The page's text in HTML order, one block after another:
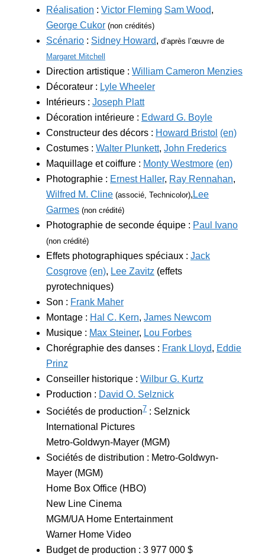
Réalisation : Victor Fleming Sam Wood,
George Cukor (non crédités)
Scénario : Sidney Howard, d’après l’œuvre de
Margaret Mitchell
Direction artistique : William Cameron Menzies
Décorateur : Lyle Wheeler
Intérieurs : Joseph Platt
Décoration intérieure : Edward G. Boyle
Constructeur des décors : Howard Bristol (en)
Costumes : Walter Plunkett, John Frederics
Maquillage et coiffure : Monty Westmore (en)
Photographie : Ernest Haller, Ray Rennahan,
Wilfred M. Cline (associé, Technicolor), Lee
Garmes (non crédité)
Photographie de seconde équipe : Paul Ivano
(non crédité)
Effets photographiques spéciaux : Jack
Cosgrove (en), Lee Zavitz (effets
pyrotechniques)
Son : Frank Maher
Montage : Hal C. Kern, James Newcom
Musique : Max Steiner, Lou Forbes
Chorégraphie des danses : Frank Lloyd, Eddie
Prinz
Conseiller historique : Wilbur G. Kurtz
Production : David O. Selznick
Sociétés de production7 : Selznick
International Pictures
Metro-Goldwyn-Mayer (MGM)
Sociétés de distribution : Metro-Goldwyn-
Mayer (MGM)
Home Box Office (HBO)
New Line Cinema
MGM/UA Home Entertainment
Warner Home Video
Budget de production : 3 977 000 $